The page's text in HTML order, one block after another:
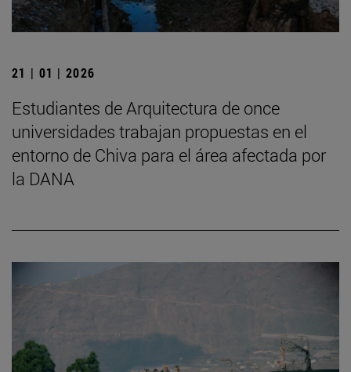
21 | 01 | 2026
Estudiantes de Arquitectura de once
universidades trabajan propuestas en el
entorno de Chiva para el área afectada por
la DANA